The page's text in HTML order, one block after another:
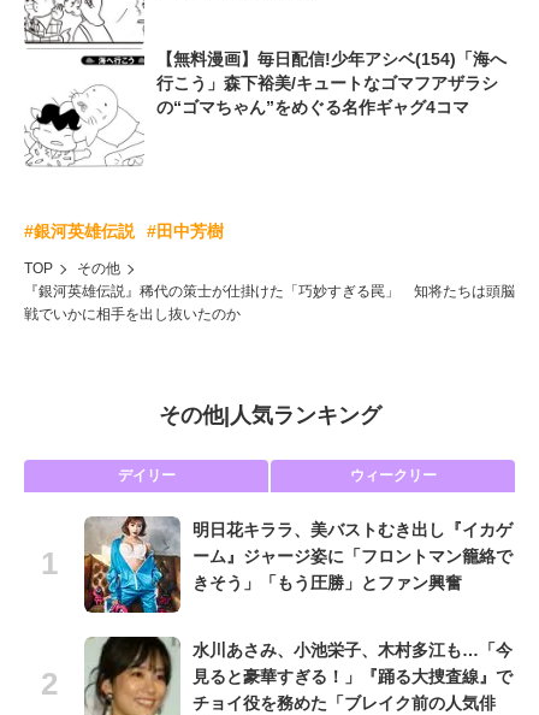
【無料漫画】毎日配信!少年アシベ(154)「海へ
行こう」森下裕美/キュートなゴマフアザラシ
の“ゴマちゃん”をめぐる名作ギャグ4コマ
#銀河英雄伝説 #田中芳樹
TOP
その他
『銀河英雄伝説』稀代の策士が仕掛けた「巧妙すぎる罠」 知将たちは頭脳
戦でいかに相手を出し抜いたのか
その他| 人気ランキング
デイリー ウィークリー
明日花キララ、美バストむき出し『イカゲ
ーム』ジャージ姿に「フロントマン籠絡で
きそう」「もう圧勝」とファン興奮
水川あさみ、小池栄子、木村多江も…「今
見ると豪華すぎる！」『踊る大捜査線』で
チョイ役を務めた「ブレイク前の人気俳